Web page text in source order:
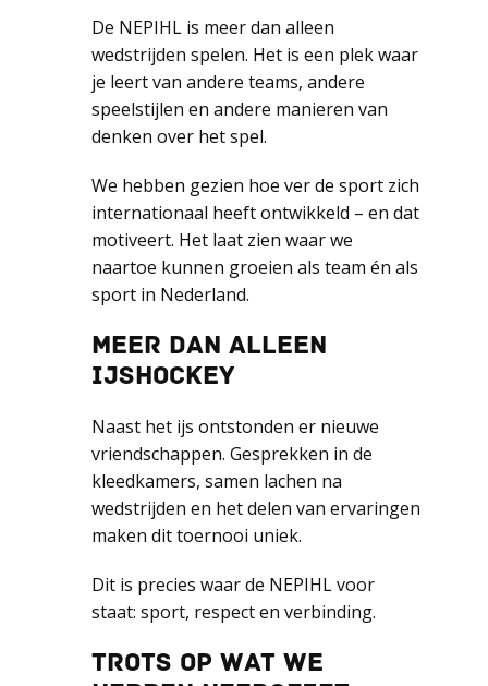
De NEPIHL is meer dan alleen
wedstrijden spelen. Het is een plek waar
je leert van andere teams, andere
speelstijlen en andere manieren van
denken over het spel.
We hebben gezien hoe ver de sport zich
internationaal heeft ontwikkeld – en dat
motiveert. Het laat zien waar we
naartoe kunnen groeien als team én als
sport in Nederland.
MEER DAN ALLEEN
IJSHOCKEY
Naast het ijs ontstonden er nieuwe
vriendschappen. Gesprekken in de
kleedkamers, samen lachen na
wedstrijden en het delen van ervaringen
maken dit toernooi uniek.
Dit is precies waar de NEPIHL voor
staat: sport, respect en verbinding.
TROTS OP WAT WE